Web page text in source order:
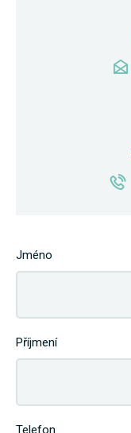
Jméno
Příjmení